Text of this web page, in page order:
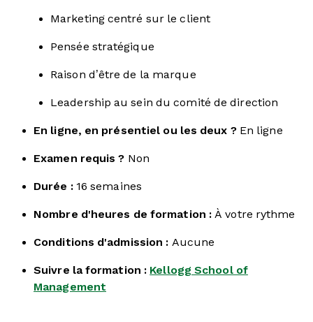
Marketing centré sur le client
Pensée stratégique
Raison d’être de la marque
Leadership au sein du comité de direction
En ligne, en présentiel ou les deux ?En ligne
Examen requis ? Non
Durée :16 semaines
Nombre d'heures de formation : À votre rythme
Conditions d'admission : Aucune
Suivre la formation : Kellogg School of
Management